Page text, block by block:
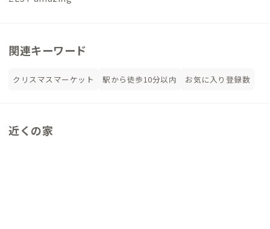
関連キーワード
クリスマスマーケット 駅から徒歩10分以内 お気に入り登録数
近くの家